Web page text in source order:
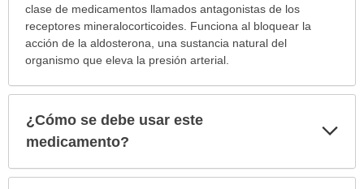
enfermedades
prescribe
medicamento?
sido
extendido.
clase de medicamentos llamados antagonistas de los
receptores mineralocorticoides. Funciona al bloquear la
acción de la aldosterona, una sustancia natural del
organismo que eleva la presión arterial.
¿Cómo se debe usar este
medicamento?